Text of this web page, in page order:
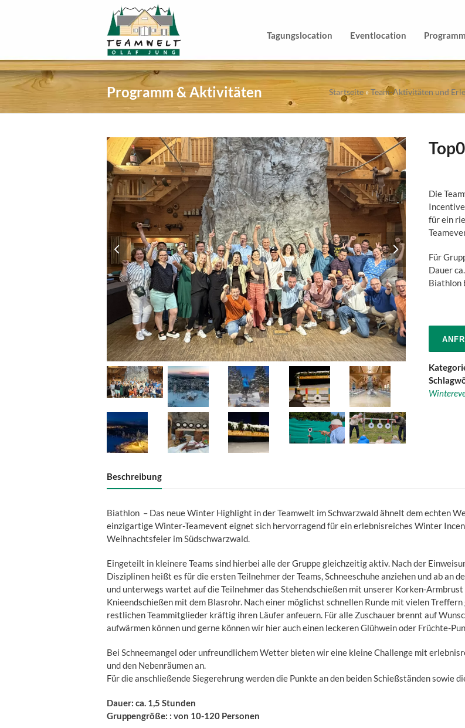
Tagungslocation Eventlocation
Programm & Aktivitäten Startseite »Team-Aktivitäten und
previous
slide
next
slide
Die
für ein
Für
Dauer
Biathlon
Beschreibung
Biathlon – Das neue Winter Highlight in der Teamwelt im Schwarzwald ähnelt dem echten
einzigartige Winter-Teamevent eignet sich hervorragend für ein erlebnisreiches Winter
Weihnachtsfeier im Südschwarzwald.
Eingeteilt in kleinere Teams sind hierbei alle der Gruppe gleichzeitig aktiv. Nach der
Disziplinen heißt es für die ersten Teilnehmer der Teams, Schneeschuhe anziehen und ab an
und unterwegs wartet auf die Teilnehmer das Stehendschießen mit unserer Korken-
Knieendschießen mit dem Blasrohr. Nach einer möglichst schnellen Runde mit vielen
restlichen Teammitglieder kräftig ihren Läufer anfeuern. Für alle Zuschauer brennt auf
aufwärmen können und gerne können wir hier auch einen leckeren Glühwein oder Früchte-
Bei Schneemangel oder unfreundlichem Wetter bieten wir eine kleine Challenge mit
und den Nebenräumen an.
Für die anschließende Siegerehrung werden die Punkte an den beiden Schießständen sowie
Dauer: ca. 1,5 Stunden
Gruppengröße: : von 10-120 Personen